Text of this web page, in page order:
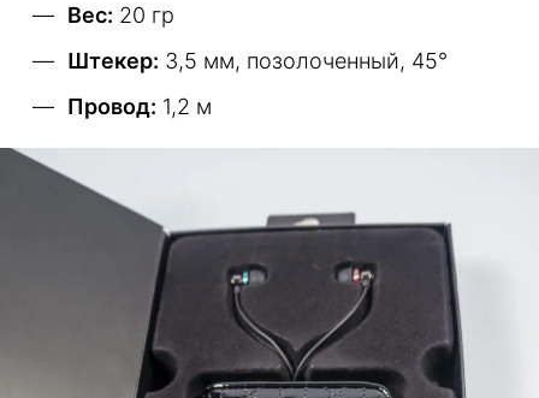
Вес: 20 гр
Штекер: 3,5 мм, позолоченный, 45°
Провод: 1,2 м